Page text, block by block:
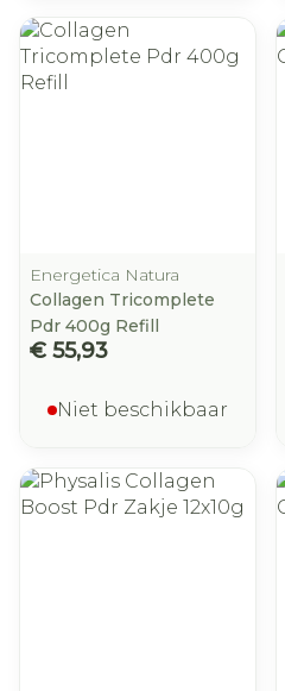
Energetica Natura
Collagen Tricomplete
Pdr 400g Refill
€ 55,93
Niet beschikbaar